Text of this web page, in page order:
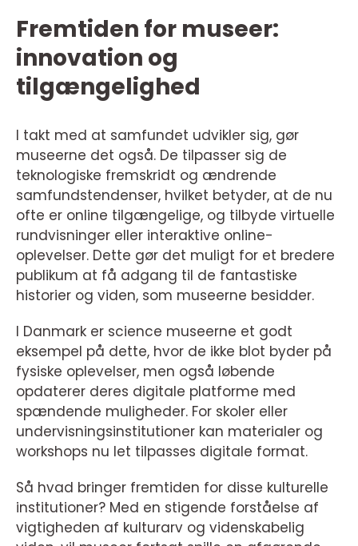
Fremtiden for museer:
innovation og
tilgængelighed
I takt med at samfundet udvikler sig, gør
museerne det også. De tilpasser sig de
teknologiske fremskridt og ændrende
samfundstendenser, hvilket betyder, at de nu
ofte er online tilgængelige, og tilbyde virtuelle
rundvisninger eller interaktive online-
oplevelser. Dette gør det muligt for et bredere
publikum at få adgang til de fantastiske
historier og viden, som museerne besidder.
I Danmark er science museerne et godt
eksempel på dette, hvor de ikke blot byder på
fysiske oplevelser, men også løbende
opdaterer deres digitale platforme med
spændende muligheder. For skoler eller
undervisningsinstitutioner kan materialer og
workshops nu let tilpasses digitale format.
Så hvad bringer fremtiden for disse kulturelle
institutioner? Med en stigende forståelse af
vigtigheden af kulturarv og videnskabelig